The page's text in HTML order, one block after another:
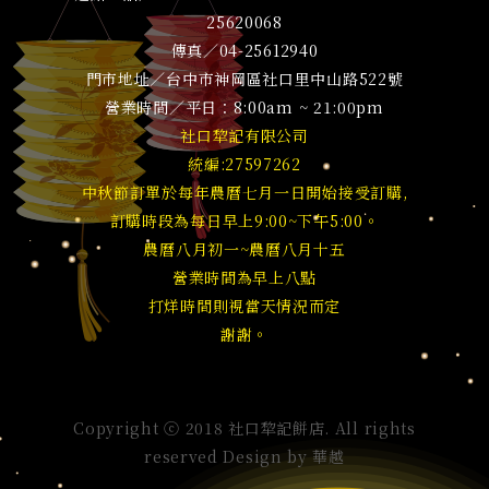
25620068
傳真／04-25612940
門市地址／台中市神岡區社口里中山路522號
營業時間／平日：8:00am ~ 21:00pm
社口犂記有限公司
統編:27597262
中秋節訂單於每年農曆七月一日開始接受訂購,
訂購時段為每日早上9:00~下午5:00。
農曆八月初一~農曆八月十五
營業時間為早上八點
打烊時間則視當天情況而定
謝謝。
Copyright ⓒ 2018 社口犂記餅店. All rights
reserved Design by華越